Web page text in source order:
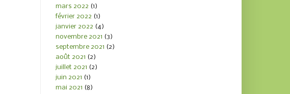
mars 2022 (1)
février 2022 (1)
janvier 2022 (4)
novembre 2021 (3)
septembre 2021 (2)
août 2021 (2)
juillet 2021 (2)
juin 2021 (1)
mai 2021 (8)